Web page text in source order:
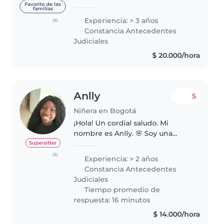
Favorito de las
familias
(3)
las edades: desde tiernos bebés
hasta curiosos adolescentes.
Durante este..
Experiencia: > 3 años
Constancia Antecedentes
Judiciales
$ 20.000/hora
Supersitter
(2)
Anlly
Niñera en Bogotá
5
¡Hola! Un cordial saludo. Mi
nombre es Anlly. 🌸 Soy una
paciente y muy comprometida
con el bienestar de los niños.
Aunque no cuento con
experiencia laboral..
Experiencia: > 2 años
Constancia Antecedentes
Judiciales
Tiempo promedio de
respuesta: 16 minutos
$ 14.000/hora